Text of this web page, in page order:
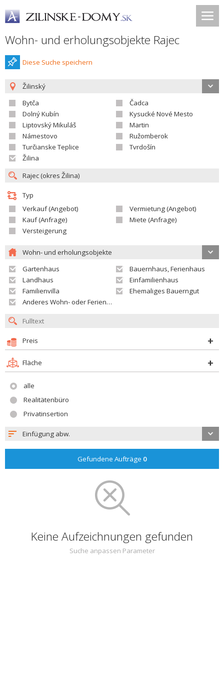
Wohn- und erholungsobjekte Rajec
Diese Suche speichern
Žilinský
Bytča
Čadca
Dolný Kubín
Kysucké Nové Mesto
Liptovský Mikuláš
Martin
Námestovo
Ružomberok
Turčianske Teplice
Tvrdošín
Žilina
Typ
Verkauf (Angebot)
Vermietung (Angebot)
Kauf (Anfrage)
Miete (Anfrage)
Versteigerung
Wohn- und erholungsobjekte
Gartenhaus
Bauernhaus, Ferienhaus
Landhaus
Einfamilienhaus
Familienvilla
Ehemaliges Bauerngut
Anderes Wohn- oder Ferienobjekt
Preis
Fläche
alle
Realitätenbüro
Privatinsertion
Einfügung abw.
Gefundene Aufträge 0
Keine Aufzeichnungen gefunden
Suche anpassen Parameter